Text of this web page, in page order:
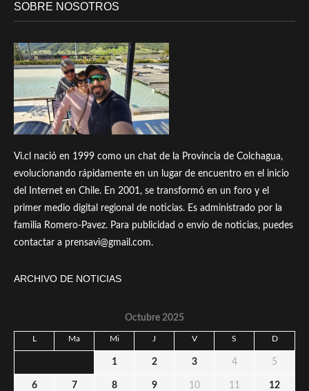
SOBRE NOSOTROS
Vi.cl nació en 1999 como un chat de la Provincia de Colchagua,
evolucionando rápidamente en un lugar de encuentro en el inicio
del Internet en Chile. En 2001, se transformó en un foro y el
primer medio digital regional de noticias. Es administrado por la
familia Romero-Pavez. Para publicidad o envío de noticias, puedes
contactar a prensavi@gmail.com.
ARCHIVO DE NOTICIAS
Octubre 2025
L Ma Mi J V S D
1 2 3 4 5
6 7 8 9 10 11 12